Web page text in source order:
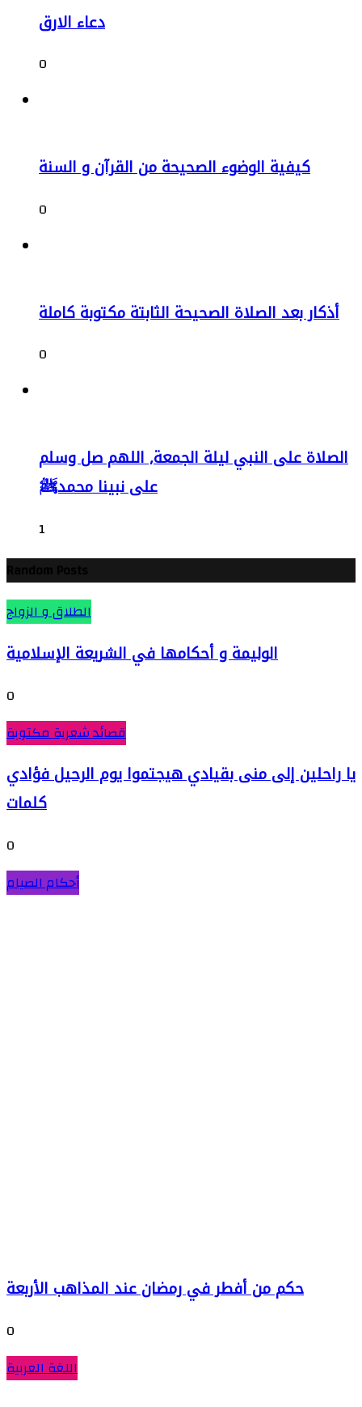
دعاء الارق
0
كيفية الوضوء الصحيحة من القرآن و السنة
0
أذكار بعد الصلاة الصحيحة الثابتة مكتوبة كاملة
0
الصلاة على النبي ليلة الجمعة, اللهم صل وسلم
على نبينا محمدﷺ
1
الطلاق و الزواج
الوليمة و أحكامها في الشريعة الإسلامية
0
قصائد شعرية مكتوبة
يا راحلين إلى منى بقيادي هيجتموا يوم الرحيل فؤادي
كلمات
0
أحكام الصيام
حكم من أفطر في رمضان عند المذاهب الأربعة
0
اللغة العربية